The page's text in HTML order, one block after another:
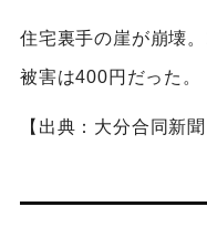
住宅裏手の崖が崩壊
被害は400円だった。
【出典：大分合同新